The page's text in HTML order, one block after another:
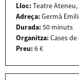
Lloc:Teatre Ateneu,
Adreça:Germà
Durada:50 minuts
Organitza:Cases
Preu:6 €